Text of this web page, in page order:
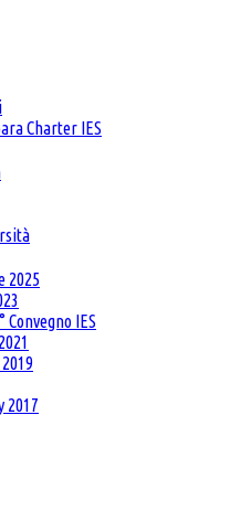
Charter IES
2025
IES
2017